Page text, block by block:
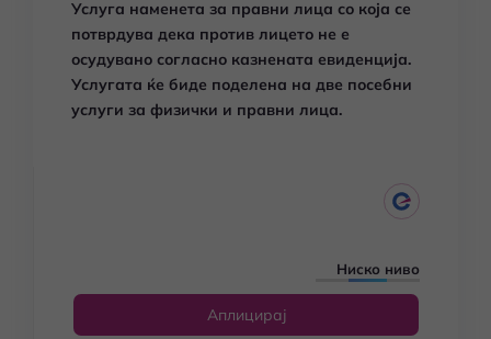
Услуга наменета за правни лица со која се
потврдува дека против лицето не е
осудувано согласно казнената евиденција.
Услугата ќе биде поделена на две посебни
услуги за физички и правни лица.
Ниско ниво
Аплицирај